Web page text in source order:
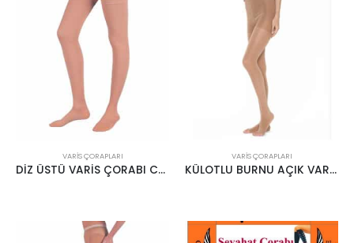
VARIS ÇORAPLARI
DİZ ÜSTÜ VARİS ÇORABI CCL2 22-34MMHG KREM
VARIS ÇORAPLARI
KÜLOTLU BURNU AÇIK VARİS ÇORABI KREM